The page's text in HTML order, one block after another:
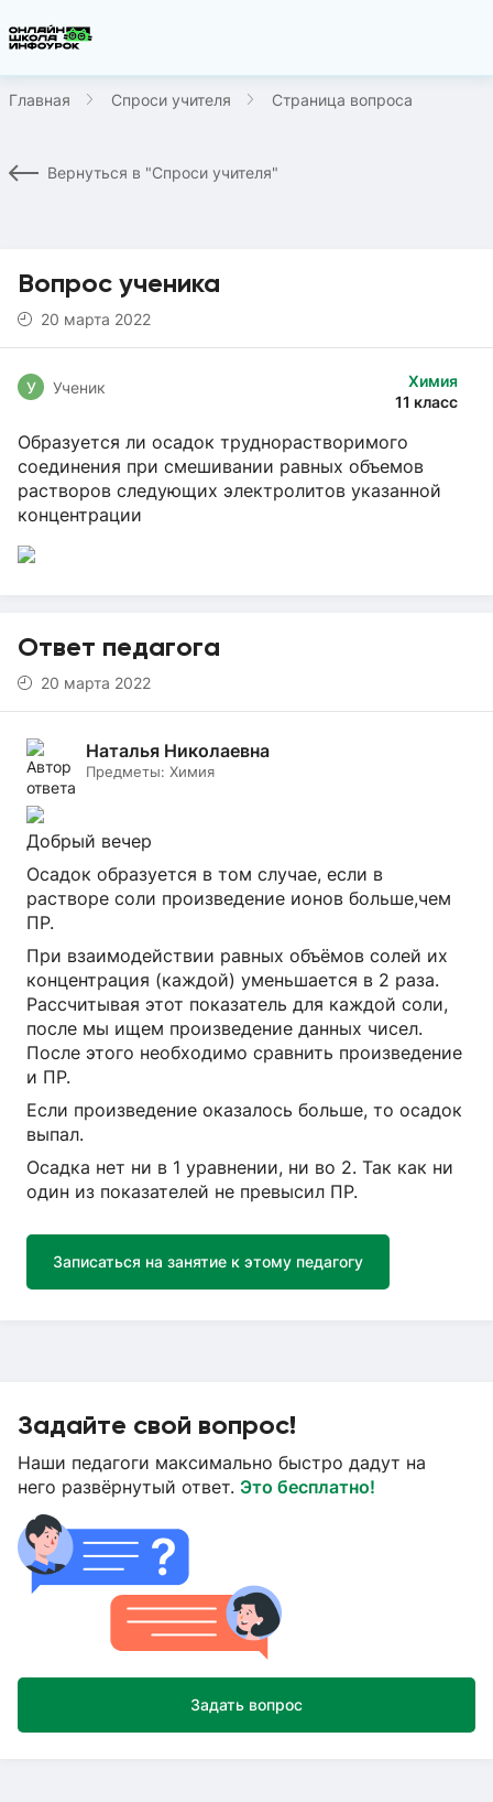
Главная Спроси учителя Страница вопроса
Вернуться в "Спроси учителя"
Вопрос ученика
20 марта 2022
Химия
11 класс
У Ученик
Образуется ли осадок труднорастворимого
соединения при смешивании равных объемов
растворов следующих электролитов указанной
концентрации
Ответ педагога
20 марта 2022
Наталья Николаевна
Предметы: Химия
Добрый вечер
Осадок образуется в том случае, если в
растворе соли произведение ионов больше,чем
ПР.
При взаимодействии равных объёмов солей их
концентрация (каждой) уменьшается в 2 раза.
Рассчитывая этот показатель для каждой соли,
после мы ищем произведение данных чисел.
После этого необходимо сравнить произведение
и ПР.
Если произведение оказалось больше, то осадок
выпал.
Осадка нет ни в 1 уравнении, ни во 2. Так как ни
один из показателей не превысил ПР.
Записаться на занятие к этому педагогу
Задайте свой вопрос!
Наши педагоги максимально быстро дадут на
него развёрнутый ответ. Это бесплатно!
Задать вопрос